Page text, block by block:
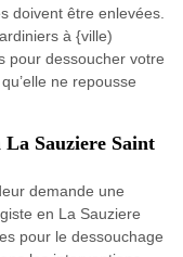
doivent être enlevées.
à {ville)
pour dessoucher votre
ne repousse
La Sauziere Saint
demande une
en La Sauziere
pour le dessouchage